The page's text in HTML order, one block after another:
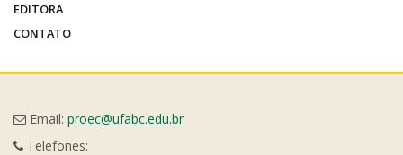
EDITORA
CONTATO
Email: proec@ufabc.edu.br
Telefones: